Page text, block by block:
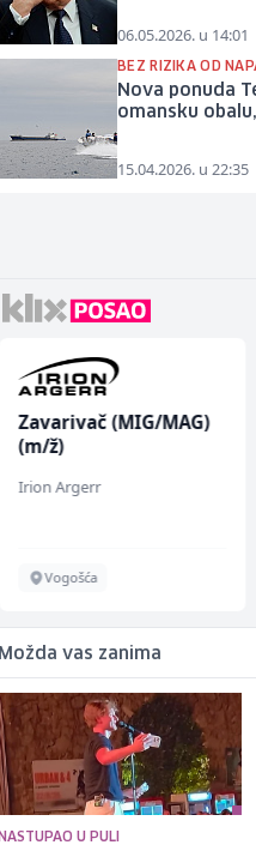
06.05.2026. u 14:01
BEZ RIZIKA OD
Nova ponuda
omansku
15.04.2026. u 22:35
Zavarivač (MIG/MAG)
(m/ž)
Irion Argerr
Vogošća
Možda vas zanima
NASTUPAO U PULI